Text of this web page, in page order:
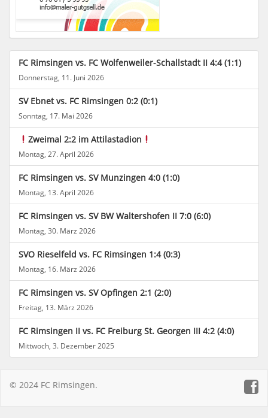
FC Rimsingen vs. FC Wolfenweiler-Schallstadt II 4:4 (1:1)
Donnerstag, 11. Juni 2026
SV Ebnet vs. FC Rimsingen 0:2 (0:1)
Sonntag, 17. Mai 2026
Zweimal 2:2 im Attilastadion
Montag, 27. April 2026
FC Rimsingen vs. SV Munzingen 4:0 (1:0)
Montag, 13. April 2026
FC Rimsingen vs. SV BW Waltershofen II 7:0 (6:0)
Montag, 30. März 2026
SVO Rieselfeld vs. FC Rimsingen 1:4 (0:3)
Montag, 16. März 2026
FC Rimsingen vs. SV Opfingen 2:1 (2:0)
Freitag, 13. März 2026
FC Rimsingen II vs. FC Freiburg St. Georgen III 4:2 (4:0)
Mittwoch, 3. Dezember 2025
© 2024 FC Rimsingen.